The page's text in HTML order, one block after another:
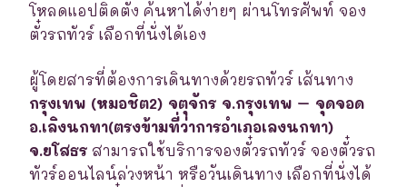
โหลดแอปติดตั้ง ค้นหาได้ง่ายๆ ผ่านโทรศัพท์ จอง
ตั๋วรถทัวร์ เลือกที่นั่งได้เอง
ผู้โดยสารที่ต้องการเดินทางด้วยรถทัวร์ เส้นทาง
กรุงเทพ (หมอชิต2) จตุจักร จ.กรุงเทพ – จุดจอด
อ.เลิงนกทา(ตรงข้ามที่ว่าการอำเภอเลงนกทา)
จ.ยโสธร สามารถใช้บริการจองตั๋วรถทัวร์ จองตั๋วรถ
ทัวร์ออนไลน์ล่วงหน้า หรือวันเดินทาง เลือกที่นั่งได้